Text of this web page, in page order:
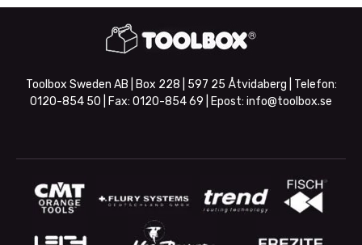
Toolbox Sweden AB | Box 228 | 597 25 Åtvidaberg | Telefon:
0120-854 50 | Fax: 0120-854 69 | Epost: info@toolbox.se